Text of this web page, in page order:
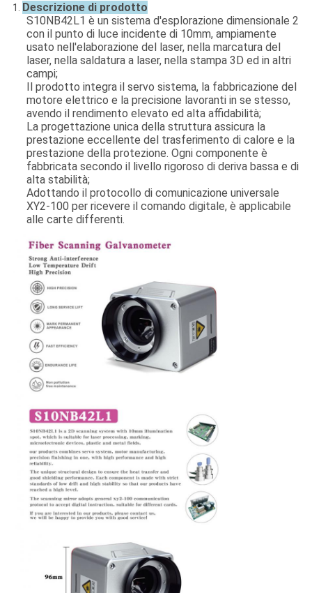
1. Descrizione di prodotto
S10NB42L1 è un sistema d'esplorazione dimensionale 2
con il punto di luce incidente di 10mm, ampiamente
usato nell'elaborazione del laser, nella marcatura del
laser, nella saldatura a laser, nella stampa 3D ed in altri
campi;
Il prodotto integra il servo sistema, la fabbricazione del
motore elettrico e la precisione lavoranti in se stesso,
avendo il rendimento elevato ed alta affidabilità;
La progettazione unica della struttura assicura la
prestazione eccellente del trasferimento di calore e la
prestazione della protezione. Ogni componente è
fabbricata secondo il livello rigoroso di deriva bassa e di
alta stabilità;
Adottando il protocollo di comunicazione universale
XY2-100 per ricevere il comando digitale, è applicabile
alle carte differenti.